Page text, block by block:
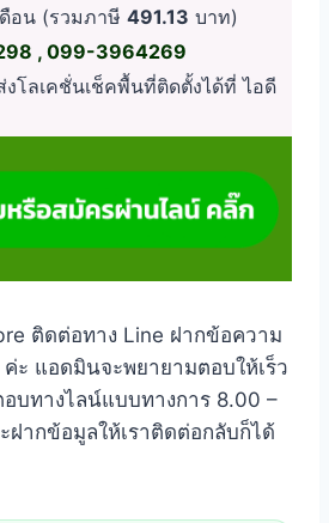
อน (รวมภาษี 491.13 บาท)
, 099-3964269
โลเคชั่นเช็คพื้นที่ติดตั้งได้ที่ ไอดี
ติดต่อทาง Line ฝากข้อความ
ะ แอดมินจะพยายามตอบให้เร็ว
บทางไลน์แบบทางการ 8.00 –
ฝากข้อมูลให้เราติดต่อกลับก็ได้